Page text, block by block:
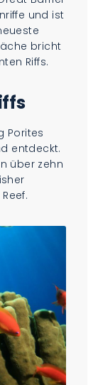
und ist
bricht
Riffs.
Porites
entdeckt.
über zehn